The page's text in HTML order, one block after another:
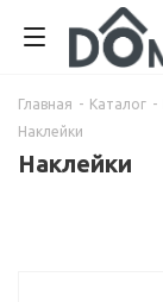
Главная - Каталог -
Наклейки
Наклейки